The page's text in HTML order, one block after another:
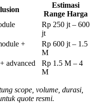
Estimasi
Range Harga
Rp 250 jt – 600
jt
+
Rp 600 jt – 1.5
M
advanced
Rp 1.5 M – 4
M
scope, volume, durasi,
quote resmi.